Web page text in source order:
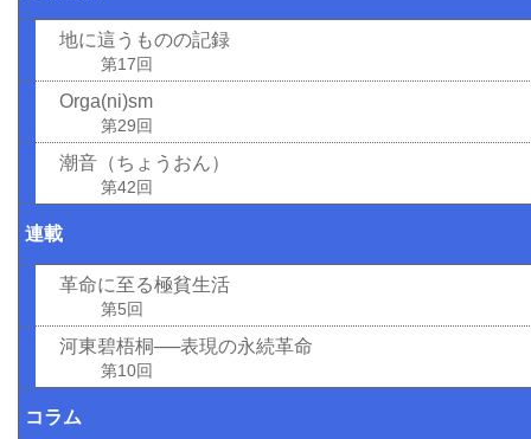
地に這うものの記録
第17回
Orga(ni)sm
第29回
潮音（ちょうおん）
第42回
連載
革命に至る極貧生活
第5回
河東碧梧桐──表現の永続革命
第10回
コラム